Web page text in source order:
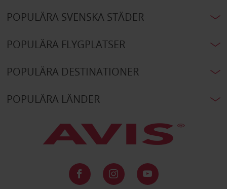
POPULÄRA SVENSKA STÄDER
POPULÄRA FLYGPLATSER
POPULÄRA DESTINATIONER
POPULÄRA LÄNDER